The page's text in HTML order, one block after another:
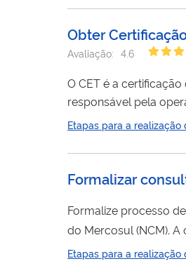
Obter
Avaliação: 4.6
O CET é a certificação de entidades e
responsável pela
certificação, a entidade e
de aptidão social dos
Etapas para a realização
Formalizar
Formalize processo
do
dúvidas sobre a
Etapas para a realização